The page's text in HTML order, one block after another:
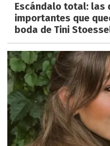
Escándalo total: las
importantes que
boda de Tini